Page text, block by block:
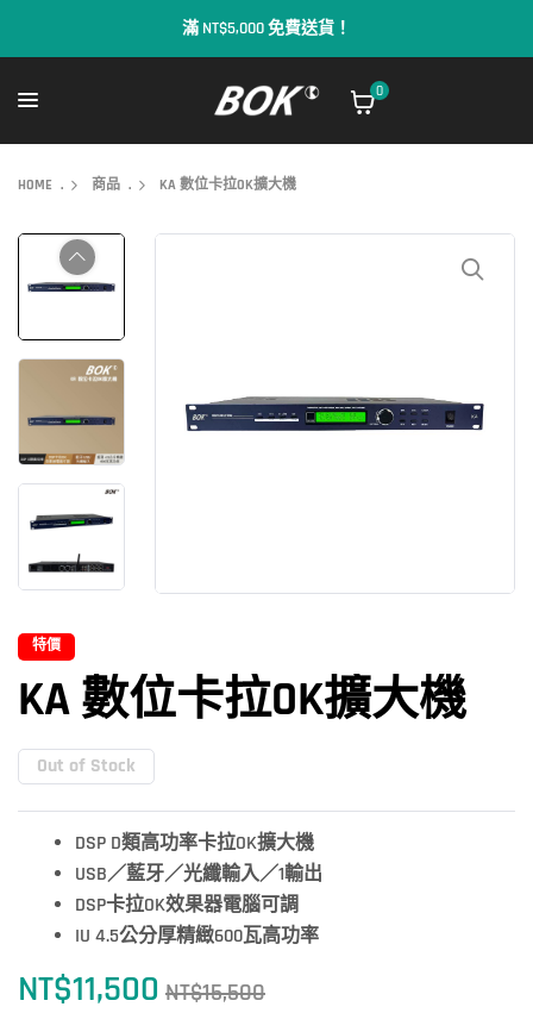
歡迎來到BOK
0
HOME . 商品 . KA 數位卡拉OK擴大機
特價
KA 數位卡拉OK擴大機
Out of Stock
DSP D類高功率卡拉OK擴大機
USB／藍牙／光纖輸入／1輸出
DSP卡拉OK效果器電腦可調
IU 4.5公分厚精緻600瓦高功率
NT$15,500
NT$11,500